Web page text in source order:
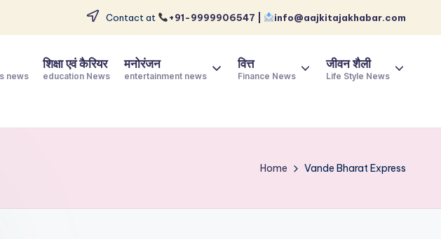
Contact at +91-9999906547 | info@aajkitajakhabar.com
news
शिक्षा एवं कैरियर
education News
मनोरंजन
entertainment news
वित्त
Finance News
जीवन शैली
Life Style News
Home Vande Bharat Express